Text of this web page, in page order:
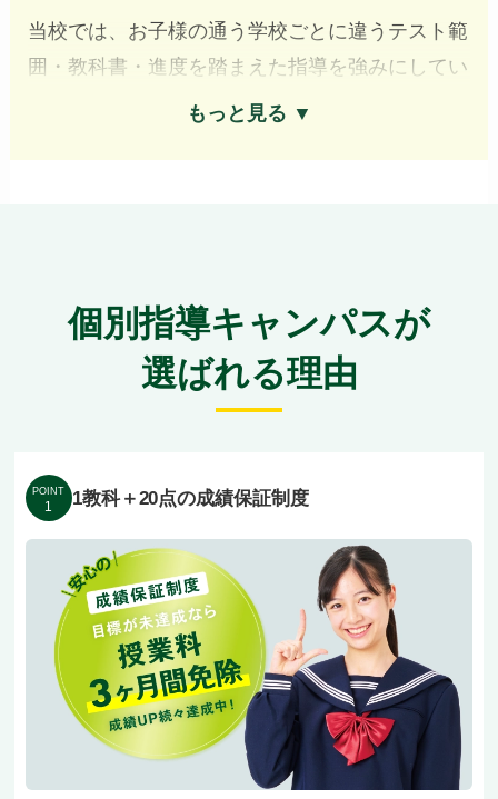
当校では、お子様の通う学校ごとに違うテスト範
囲・教科書・進度を踏まえた指導を強みにしてい
ます。中央のホワイトボードを使って一斉に進め
高・川口市立高などの生徒さんが在籍中。川口
市・蕨市方面の学校別テスト対策を地域密着でサ
ポートしています。
ぐに教室になじんでいただけます。
授業料は地域最安水準でご家計に優しく、結果に
責任を持つ「1科目＋20点」未達3ヶ月授業料免
除の独自保証、お休みもカバーする無料振替制度
もご用意しました。
JR京浜東北線「蕨駅」エリアから自転車でアク
セス可能な立地で、川口市・蕨市方面の幅広いご
もっと見る ▼
個別指導キャンパスが
選ばれる理由
POINT
1 1教科＋20点の成績保証制度